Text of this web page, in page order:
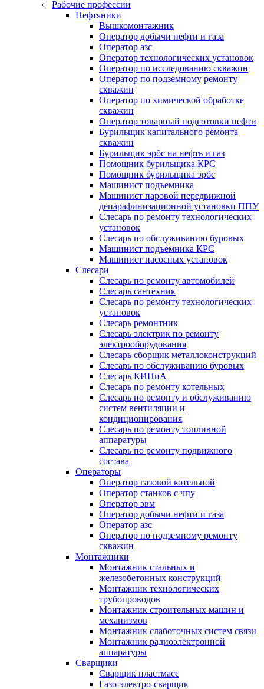
Рабочие профессии
Нефтяники
Вышкомонтажник
Оператор добычи нефти и газа
Оператор азс
Оператор технологических установок
Оператор по исследованию скважин
Оператор по подземному ремонту
скважин
Оператор по химической обработке
скважин
Оператор товарный подготовки нефти
Бурильщик капитального ремонта
скважин
Бурильщик эрбс на нефть и газ
Помощник бурильщика КРС
Помощник бурильщика эрбс
Машинист подъемника
Машинист паровой передвижной
депарафинизационной установки ППУ
Слесарь по ремонту технологических
установок
Слесарь по обслуживанию буровых
Машинист подъемника КРС
Машинист насосных установок
Слесари
Слесарь по ремонту автомобилей
Слесарь сантехник
Слесарь по ремонту технологических
установок
Слесарь ремонтник
Слесарь электрик по ремонту
электрооборудования
Слесарь сборщик металлоконструкций
Слесарь по обслуживанию буровых
Слесарь КИПиА
Слесарь по ремонту котельных
Слесарь по ремонту и обслуживанию
систем вентиляции и
кондиционирования
Слесарь по ремонту топливной
аппаратуры
Слесарь по ремонту подвижного
состава
Операторы
Оператор газовой котельной
Оператор станков с чпу
Оператор эвм
Оператор добычи нефти и газа
Оператор азс
Оператор по подземному ремонту
скважин
Монтажники
Монтажник стальных и
железобетонных конструкций
Монтажник технологических
трубопроводов
Монтажник строительных машин и
механизмов
Монтажник слаботочных систем связи
Монтажник радиоэлектронной
аппаратуры
Сварщики
Сварщик пластмасс
Газо-электро-сварщик